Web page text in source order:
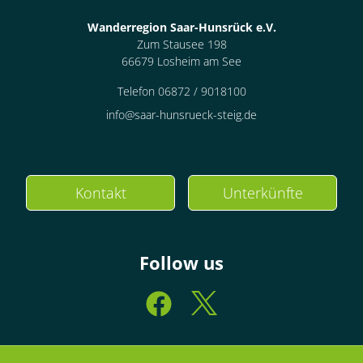
Wanderregion Saar-Hunsrück e.V.
Zum Stausee 198
66679 Losheim am See
Telefon 06872 / 9018100
info@saar-hunsrueck-steig.de
Kontakt Unterkünfte
Follow us